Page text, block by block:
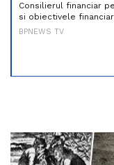
Consilierul financiar
si obiectivele
BPNEWS TV